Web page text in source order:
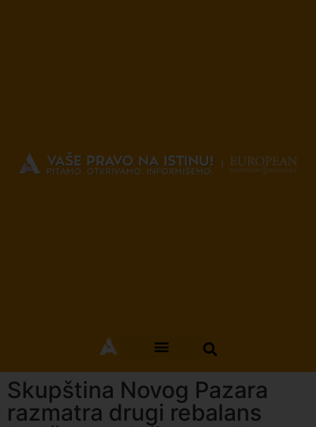
Skupština Novog Pazara
razmatra drugi rebalans